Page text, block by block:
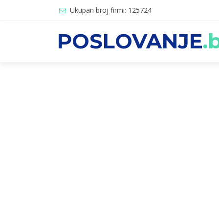
Ukupan broj firmi: 125724
POSLOVANJE